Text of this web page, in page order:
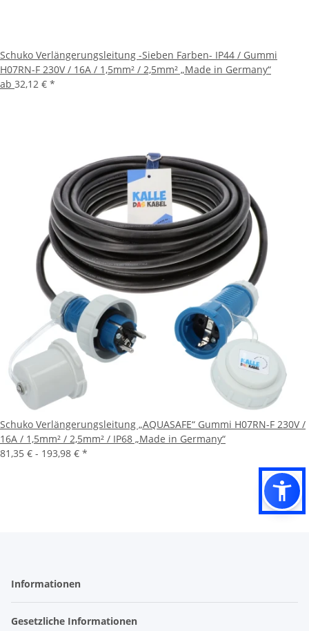
Schuko Verlängerungsleitung -Sieben Farben- IP44 / Gummi
H07RN-F 230V / 16A / 1,5mm² / 2,5mm² „Made in Germany“
ab 32,12 € *
Schuko Verlängerungsleitung „AQUASAFE“ Gummi H07RN-F 230V /
16A / 1,5mm² / 2,5mm² / IP68 „Made in Germany“
81,35 € - 193,98 € *
Informationen
Gesetzliche Informationen